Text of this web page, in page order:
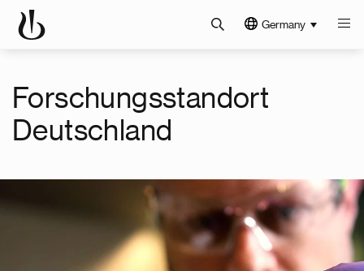
Germany
Forschungsstandort
Deutschland